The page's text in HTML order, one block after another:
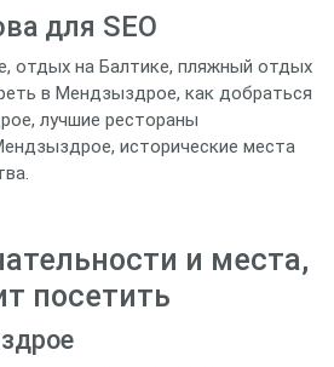
для SEO
отдых на Балтике, пляжный отдых
в Мендзыздрое, как добраться
лучшие рестораны
исторические места
и места,
посетить